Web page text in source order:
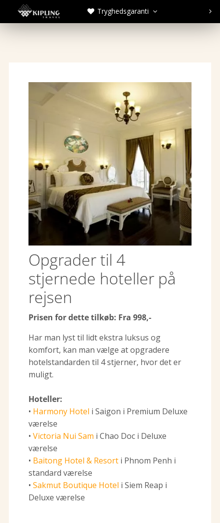
 Tryghedsgaranti  
Opgrader til 4
stjernede hoteller på
rejsen
Prisen for dette tilkøb: Fra 998,-
Har man lyst til lidt ekstra luksus og
komfort, kan man vælge at opgradere
hotelstandarden til 4 stjerner, hvor det er
muligt.
Hoteller:
• Harmony Hotel i Saigon i Premium Deluxe
værelse
• Victoria Nui Sam i Chao Doc i Deluxe
værelse
• Baitong Hotel & Resort i Phnom Penh i
standard værelse
• Sakmut Boutique Hotel i Siem Reap i
Deluxe værelse